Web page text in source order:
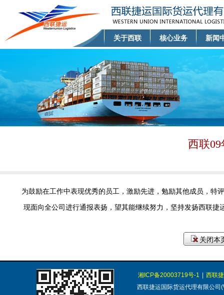
关于西联 核心业务 新闻
西联
为鼓励在工作中表现优秀的员工，激励先进，勉励其他成员，特
现面向全公司进行通报表扬，望其能继续努力，坚持发扬西联
关闭本
湘ICP备20003719号-1
西联
西联捷运国际货运代理有限公司